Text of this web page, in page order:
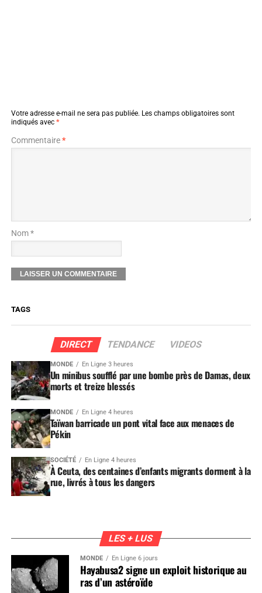
Votre adresse e-mail ne sera pas publiée. Les champs obligatoires sont
indiqués avec *
Commentaire*
Nom *
TAGS
DIRECT TENDANCE VIDEOS
MONDE En Ligne 3 heures
Un minibus soufflé par une bombe près de Damas, deux
morts et treize blessés
MONDE En Ligne 4 heures
Taïwan barricade un pont vital face aux menaces de
Pékin
SOCIÉTÉ En Ligne 4 heures
À Ceuta, des centaines d’enfants migrants dorment à la
rue, livrés à tous les dangers
LES + LUS
MONDE En Ligne 6 jours
Hayabusa2 signe un exploit historique au
ras d’un astéroïde